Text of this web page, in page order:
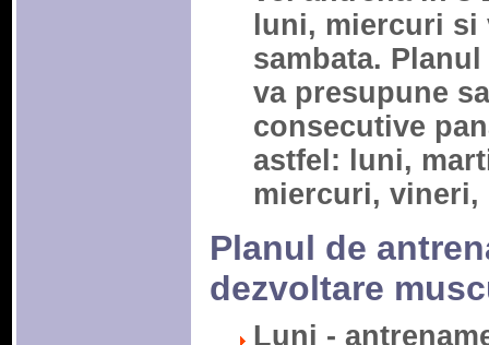
luni, miercuri
sambata.
va presupune
consecutive
astfel: luni,
miercuri, vineri,
Planul de
dezvoltare
Luni -